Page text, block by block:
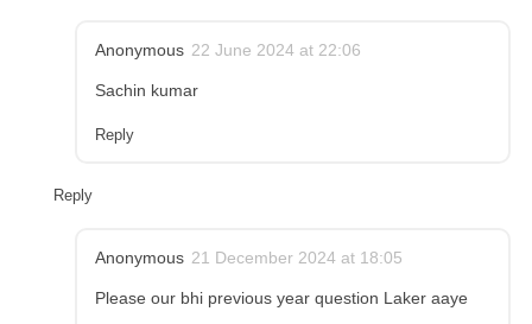
Anonymous 22 June 2024 at 22:06
Sachin kumar
Reply
Reply
Anonymous 21 December 2024 at 18:05
Please our bhi previous year question Laker aaye